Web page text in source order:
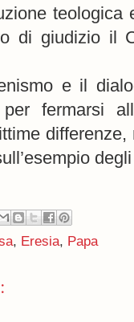
di giudizio il
e il
fermarsi
, Eresia, Papa